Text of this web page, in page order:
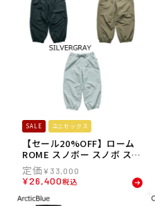
SALE ユニセックス
【セール20%OFF】ローム
ROME スノボー スノボ スノ
ーボード ウェア パンツ プロ
フィット パンツ Profit Pan
ts 21025312 メンズ レディ
ース ユニセックス 25-26
¥ 33,000
¥26,400税込